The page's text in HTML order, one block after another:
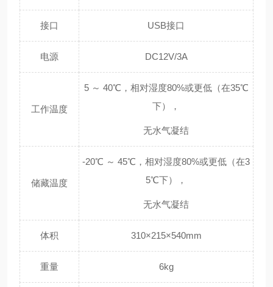
接口 USB接口
电源 DC12V/3A
工作温度
5 ～ 40℃，相对湿度80%或更低（在35℃
下），
无水气凝结
储藏温度
-20℃ ～ 45℃，相对湿度80%或更低（在3
5℃下），
无水气凝结
体积 310×215×540mm
重量 6kg